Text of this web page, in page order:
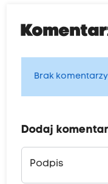
Brak komentarzy
Dodaj
Podpis